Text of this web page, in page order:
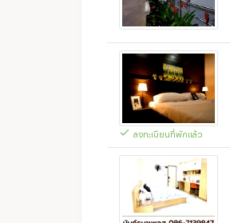
ลงทะเบียนที่พักแล้ว